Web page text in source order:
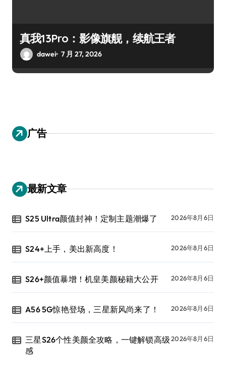
真我13Pro：影像旗舰，续航王者
dawei 7 月 27, 2026
广告
最新文章
S25 Ultra颜值封神！定制主题潮爆了 2026年8月6日
S24+上手，美出新高度！ 2026年8月6日
S26+颜值暴增！机皇美颜秘籍大公开 2026年8月6日
A56 5G惊艳登场，三星新风尚来了！ 2026年8月6日
三星S26个性美颜全攻略，一键解锁高级
感
2026年8月6日